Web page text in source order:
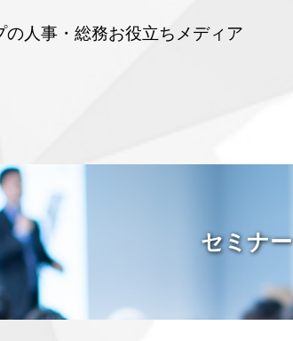
人事・総務お役立ちメディア
セミナー